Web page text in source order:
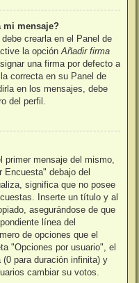
mi mensaje?
crearla en el Panel de
la opción Añadir firma
una firma por defecto a
correcta en su Panel de
en los mensajes, debe
del perfil.
primer mensaje del mismo,
Encuesta" debajo del
significa que no posee
Inserte un título y al
asegurándose de que
línea del
de opciones que el
"Opciones por usuario", el
para duración infinita) y
cambiar su votos.